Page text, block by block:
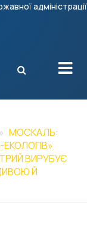
адміністрації
X
МОСКАЛЬ:
ВИРУБУЄ
Й